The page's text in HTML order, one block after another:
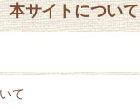
本サイトについて
て